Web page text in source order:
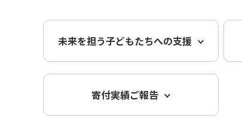
未来を担う子どもたちへの支援
寄付実績ご報告